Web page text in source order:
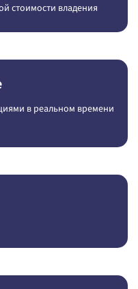
стоимости владения
в реальном времени